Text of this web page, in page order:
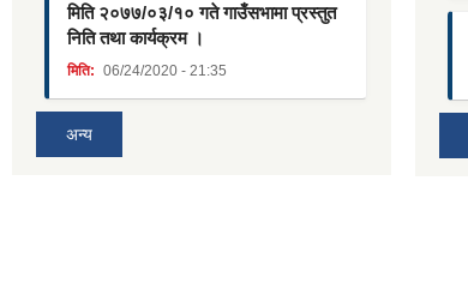
मिति २०७७/०३/१० गते गाउँसभामा प्रस्तुत
निति तथा कार्यक्रम ।
मिति: 06/24/2020 - 21:35
अन्य